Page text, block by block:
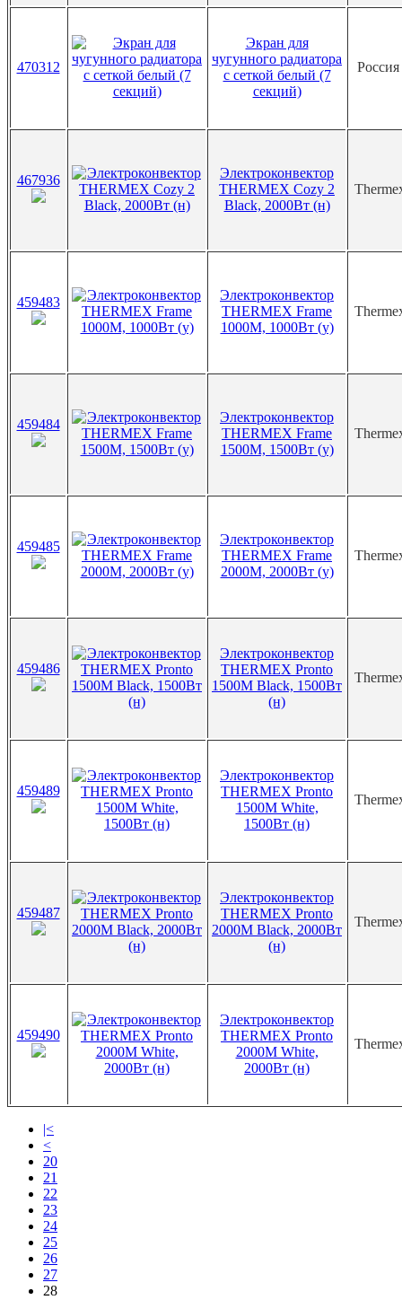
470312
Экран для
чугунного радиатора
с сеткой белый (7
секций)
Россия
467936
Электроконвектор
THERMEX Cozy 2
Black, 2000Вт (н)
459483
Электроконвектор
THERMEX Frame
1000М, 1000Вт (у)
459484
Электроконвектор
THERMEX Frame
1500М, 1500Вт (у)
459485
Электроконвектор
THERMEX Frame
2000М, 2000Вт (у)
459486
Электроконвектор
THERMEX Pronto
1500M Black, 1500Вт
(н)
459489
Электроконвектор
THERMEX Pronto
1500M White,
1500Вт (н)
459487
Электроконвектор
THERMEX Pronto
2000M Black, 2000Вт
(н)
459490
Электроконвектор
THERMEX Pronto
2000M White,
2000Вт (н)
|<
<
20
21
22
23
24
25
26
27
28